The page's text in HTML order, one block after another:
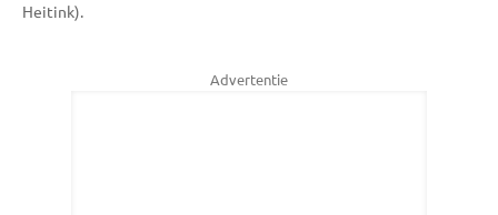
Heitink).
Advertentie